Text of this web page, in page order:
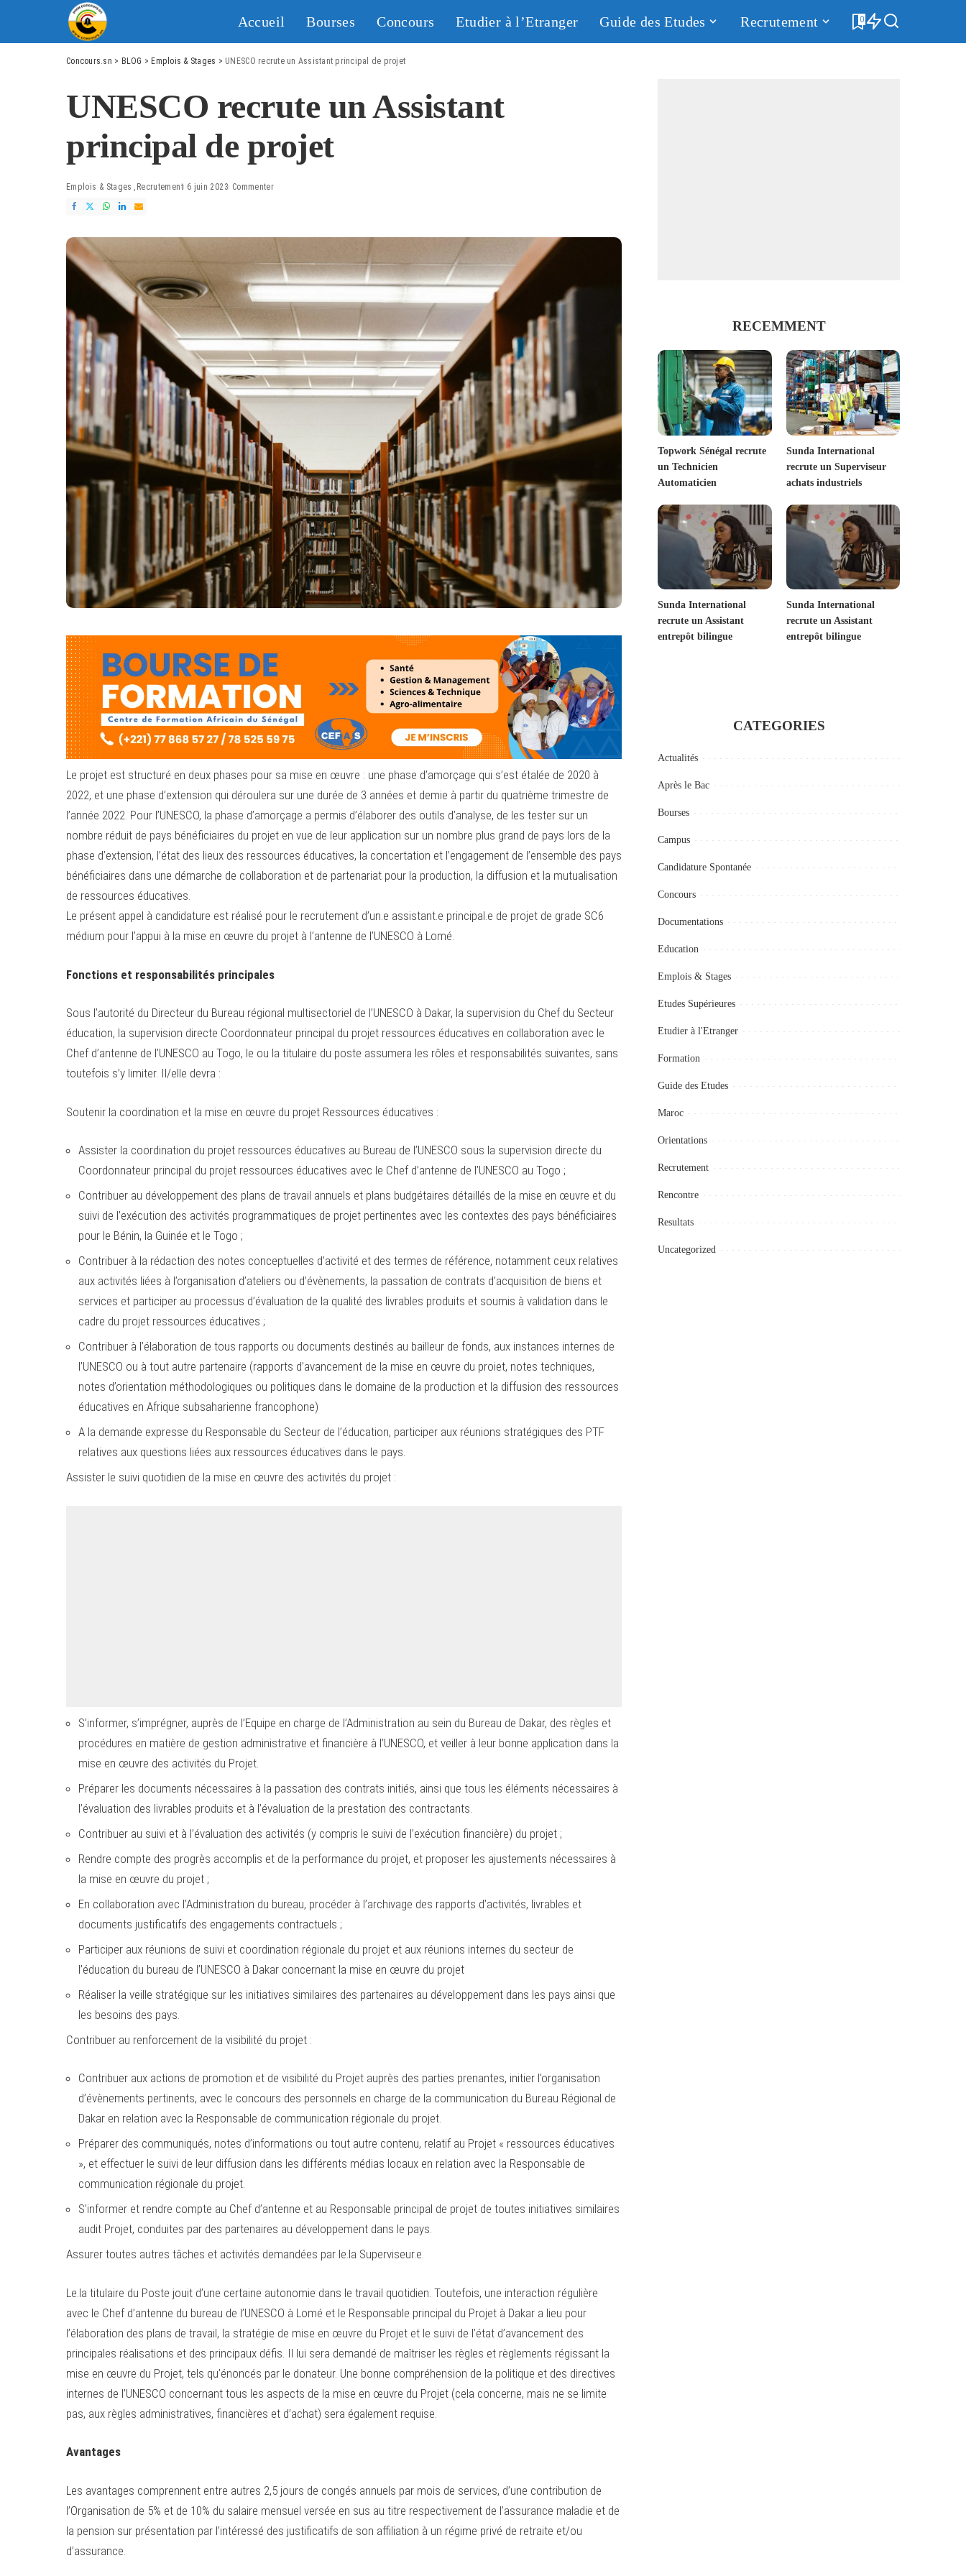
Accueil Bourses Concours Etudier à l’Etranger Guide des Etudes Recrutement 0
Concours.sn > BLOG > Emplois & Stages > UNESCO recrute un Assistant principal de projet
UNESCO recrute un Assistant
principal de projet
Emplois & Stages Recrutement 6 juin 2023 Commenter
Le projet est structuré en deux phases pour sa mise en œuvre : une phase d’amorçage qui s’est étalée de 2020 à
2022, et une phase d’extension qui déroulera sur une durée de 3 années et demie à partir du quatrième trimestre de
l’année 2022. Pour l’UNESCO, la phase d’amorçage a permis d’élaborer des outils d’analyse, de les tester sur un
nombre réduit de pays bénéficiaires du projet en vue de leur application sur un nombre plus grand de pays lors de la
phase d’extension, l’état des lieux des ressources éducatives, la concertation et l’engagement de l’ensemble des pays
bénéficiaires dans une démarche de collaboration et de partenariat pour la production, la diffusion et la mutualisation
de ressources éducatives.
Le présent appel à candidature est réalisé pour le recrutement d’un.e assistant.e principal.e de projet de grade SC6
médium pour l’appui à la mise en œuvre du projet à l’antenne de l’UNESCO à Lomé.
Fonctions et responsabilités principales
Sous l’autorité du Directeur du Bureau régional multisectoriel de l’UNESCO à Dakar, la supervision du Chef du Secteur
éducation, la supervision directe Coordonnateur principal du projet ressources éducatives en collaboration avec le
Chef d’antenne de l’UNESCO au Togo, le ou la titulaire du poste assumera les rôles et responsabilités suivantes, sans
toutefois s’y limiter. Il/elle devra :
Soutenir la coordination et la mise en œuvre du projet Ressources éducatives :
Assister la coordination du projet ressources éducatives au Bureau de l’UNESCO sous la supervision directe du
Coordonnateur principal du projet ressources éducatives avec le Chef d’antenne de l’UNESCO au Togo ;
Contribuer au développement des plans de travail annuels et plans budgétaires détaillés de la mise en œuvre et du
suivi de l’exécution des activités programmatiques de projet pertinentes avec les contextes des pays bénéficiaires
pour le Bénin, la Guinée et le Togo ;
Contribuer à la rédaction des notes conceptuelles d’activité et des termes de référence, notamment ceux relatives
aux activités liées à l’organisation d’ateliers ou d’évènements, la passation de contrats d’acquisition de biens et
services et participer au processus d’évaluation de la qualité des livrables produits et soumis à validation dans le
cadre du projet ressources éducatives ;
Contribuer à l’élaboration de tous rapports ou documents destinés au bailleur de fonds, aux instances internes de
l’UNESCO ou à tout autre partenaire (rapports d’avancement de la mise en œuvre du proiet, notes techniques,
notes d’orientation méthodologiques ou politiques dans le domaine de la production et la diffusion des ressources
éducatives en Afrique subsaharienne francophone)
A la demande expresse du Responsable du Secteur de l’éducation, participer aux réunions stratégiques des PTF
relatives aux questions liées aux ressources éducatives dans le pays.
Assister le suivi quotidien de la mise en œuvre des activités du projet :
S’informer, s’imprégner, auprès de l’Equipe en charge de l’Administration au sein du Bureau de Dakar, des règles et
procédures en matière de gestion administrative et financière à l’UNESCO, et veiller à leur bonne application dans la
mise en œuvre des activités du Projet.
Préparer les documents nécessaires à la passation des contrats initiés, ainsi que tous les éléments nécessaires à
l’évaluation des livrables produits et à l’évaluation de la prestation des contractants.
Contribuer au suivi et à l’évaluation des activités (y compris le suivi de l’exécution financière) du projet ;
Rendre compte des progrès accomplis et de la performance du projet, et proposer les ajustements nécessaires à
la mise en œuvre du projet ;
En collaboration avec l’Administration du bureau, procéder à l’archivage des rapports d’activités, livrables et
documents justificatifs des engagements contractuels ;
Participer aux réunions de suivi et coordination régionale du projet et aux réunions internes du secteur de
l’éducation du bureau de l’UNESCO à Dakar concernant la mise en œuvre du projet
Réaliser la veille stratégique sur les initiatives similaires des partenaires au développement dans les pays ainsi que
les besoins des pays.
Contribuer au renforcement de la visibilité du projet :
Contribuer aux actions de promotion et de visibilité du Projet auprès des parties prenantes, initier l’organisation
d’évènements pertinents, avec le concours des personnels en charge de la communication du Bureau Régional de
Dakar en relation avec la Responsable de communication régionale du projet.
Préparer des communiqués, notes d’informations ou tout autre contenu, relatif au Projet « ressources éducatives
», et effectuer le suivi de leur diffusion dans les différents médias locaux en relation avec la Responsable de
communication régionale du projet.
S’informer et rendre compte au Chef d’antenne et au Responsable principal de projet de toutes initiatives similaires
audit Projet, conduites par des partenaires au développement dans le pays.
Assurer toutes autres tâches et activités demandées par le.la Superviseur.e.
Le.la titulaire du Poste jouit d’une certaine autonomie dans le travail quotidien. Toutefois, une interaction régulière
avec le Chef d’antenne du bureau de l’UNESCO à Lomé et le Responsable principal du Projet à Dakar a lieu pour
l’élaboration des plans de travail, la stratégie de mise en œuvre du Projet et le suivi de l’état d’avancement des
principales réalisations et des principaux défis. Il lui sera demandé de maîtriser les règles et règlements régissant la
mise en œuvre du Projet, tels qu’énoncés par le donateur. Une bonne compréhension de la politique et des directives
internes de l’UNESCO concernant tous les aspects de la mise en œuvre du Projet (cela concerne, mais ne se limite
pas, aux règles administratives, financières et d’achat) sera également requise.
Avantages
Les avantages comprennent entre autres 2,5 jours de congés annuels par mois de services, d’une contribution de
l’Organisation de 5% et de 10% du salaire mensuel versée en sus au titre respectivement de l’assurance maladie et de
la pension sur présentation par l’intéressé des justificatifs de son affiliation à un régime privé de retraite et/ou
d’assurance.
RECEMMENT
Topwork Sénégal recrute
un Technicien
Automaticien
Sunda International
recrute un Superviseur
achats industriels
Sunda International
recrute un Assistant
entrepôt bilingue
Sunda International
recrute un Assistant
entrepôt bilingue
CATEGORIES
Actualités
Après le Bac
Bourses
Campus
Candidature Spontanée
Concours
Documentations
Education
Emplois & Stages
Etudes Supérieures
Etudier à l'Etranger
Formation
Guide des Etudes
Maroc
Orientations
Recrutement
Rencontre
Resultats
Uncategorized